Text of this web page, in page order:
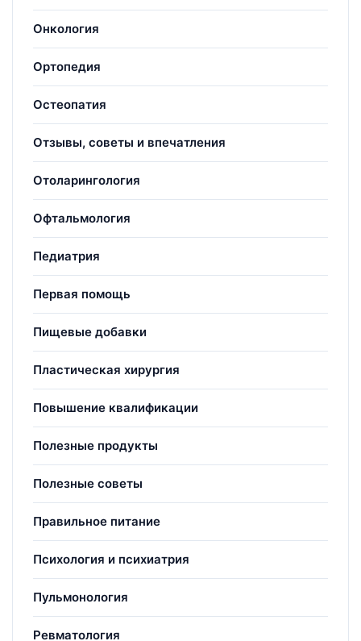
Онкология
Ортопедия
Остеопатия
Отзывы, советы и впечатления
Отоларингология
Офтальмология
Педиатрия
Первая помощь
Пищевые добавки
Пластическая хирургия
Повышение квалификации
Полезные продукты
Полезные советы
Правильное питание
Психология и психиатрия
Пульмонология
Ревматология